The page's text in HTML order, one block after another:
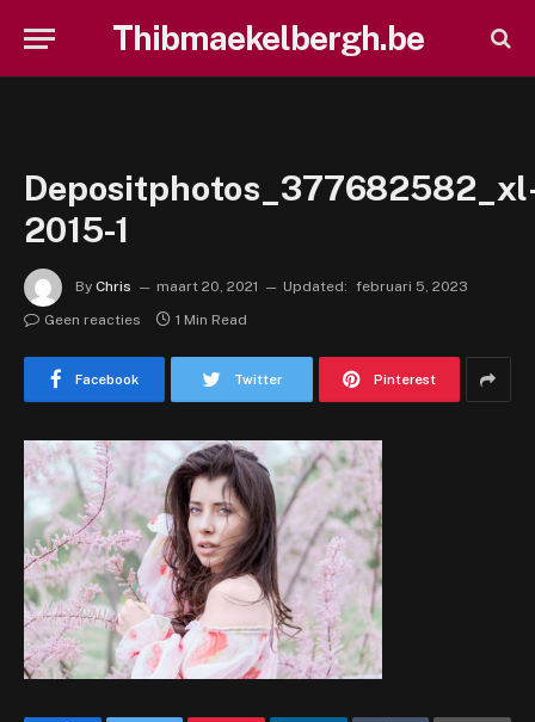
Thibmaekelbergh.be
2015-1
By Chris maart 20, 2021 Updated: februari 5, 2023
Geen reacties
1 Min Read
Facebook Twitter Pinterest